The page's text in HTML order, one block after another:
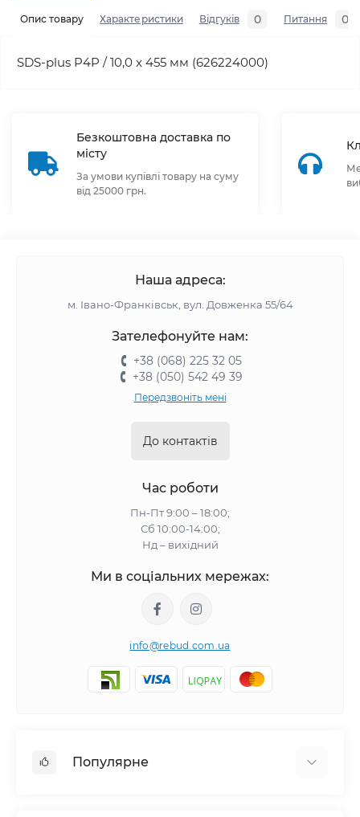
Опис товару Характеристики Відгуків 0 Питання 0
SDS-plus P4P / 10,0 x 455 мм (626224000)
Безкоштовна доставка по
місту
За умови купівлі товару на суму
від 25000 грн.
Наша адреса:
м. Івано-Франківськ, вул. Довженка 55/64
Зателефонуйте нам:
+38 (068) 225 32 05
+38 (050) 542 49 39
Передзвоніть мені
До контактів
Час роботи
Пн-Пт 9:00 – 18:00;
Сб 10:00-14:00;
Нд – вихідний
Ми в соціальних мережах:
info@rebud.com.ua
Популярне